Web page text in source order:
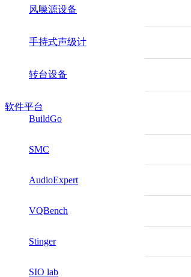
风噪源设备
手持式声级计
转台设备
软件平台
BuildGo
SMC
AudioExpert
VQBench
Stinger
SIO lab